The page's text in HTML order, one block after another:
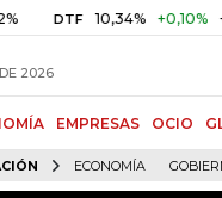
10,34% +0,10% +0,98%
2026
EMPRESAS OCIO
ECONOMÍA
de